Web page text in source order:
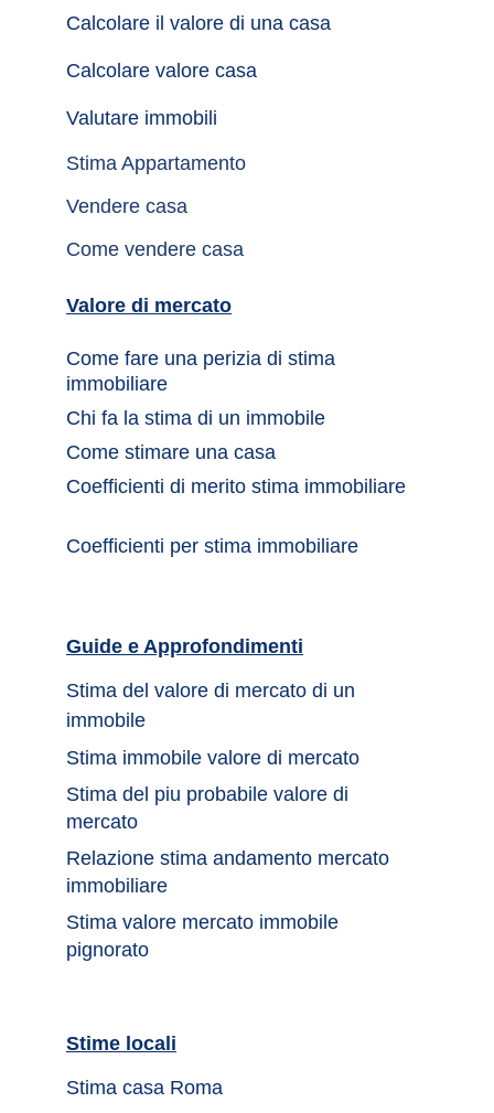
Valore di mercato
Come fare una perizia di stima
immobiliare
Coefficienti di merito stima immobiliare
Coefficienti per stima immobiliare
Stima del valore di mercato di un
Stima del piu probabile valore di
mercato
Relazione stima andamento mercato
immobiliare
Stima valore mercato immobile
pignorato
Stima Appartamento
Vendere casa
Come vendere casa
Calcolare il valore di una casa
Calcolare valore casa
Valutare immobili